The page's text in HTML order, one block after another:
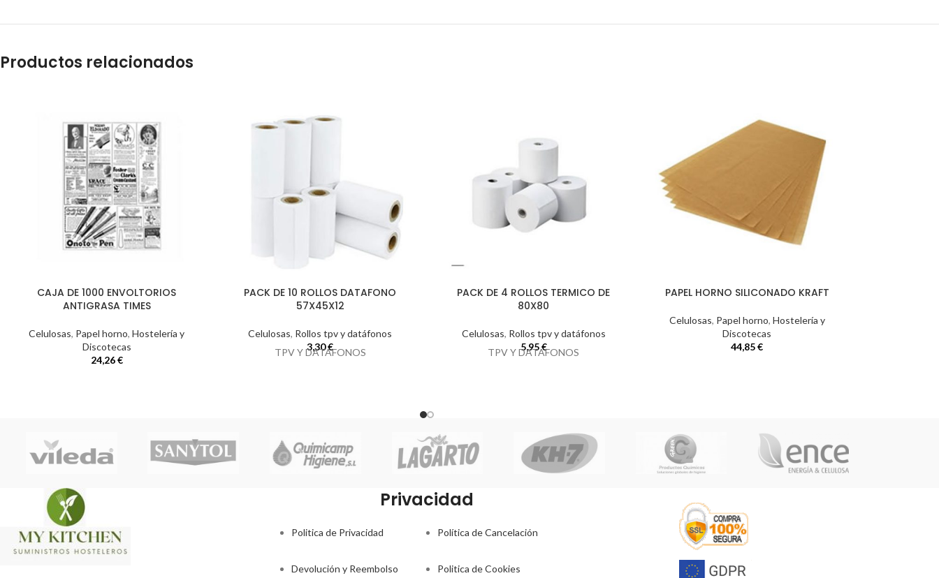
Productos relacionados
CAJA DE 1000 ENVOLTORIOS
ANTIGRASA TIMES
Celulosas, Papel horno,Hostelería y
Discotecas
24,26€
PACK DE 10 ROLLOS DATAFONO
57X45X12
Celulosas, Rollos tpv y datáfonos
3,30€
TPV Y DATAFONOS
PACK DE 4 ROLLOS TERMICO DE
80X80
Celulosas, Rollos tpv y datáfonos
5,95€
TPV Y DATAFONOS
PAPEL HORNO SILICONADO KRAFT
Celulosas, Papel horno, Hostelería y
Discotecas
44,85€
Privacidad
Politica de Privacidad
Devolución y Reembolso
Política de Cancelación
Politica de Cookies